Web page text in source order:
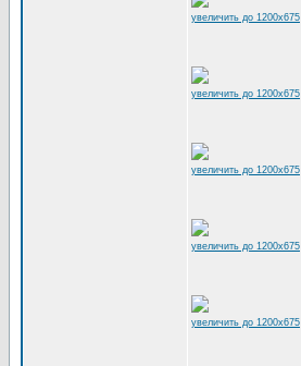
увеличить до 1200x675
увеличить до 1200x675
увеличить до 1200x675
увеличить до 1200x675
увеличить до 1200x675